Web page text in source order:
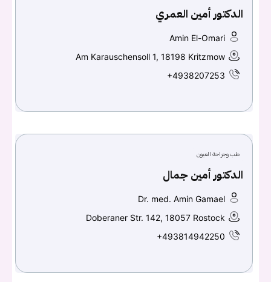
الدكتور أمين العمري
Amin El-Omari
Am Karauschensoll 1, 18198 Kritzmow
+4938207253
طب وجراحة العيون
الدكتور أمين جمال
Dr. med. Amin Gamael
Doberaner Str. 142, 18057 Rostock
+493814942250